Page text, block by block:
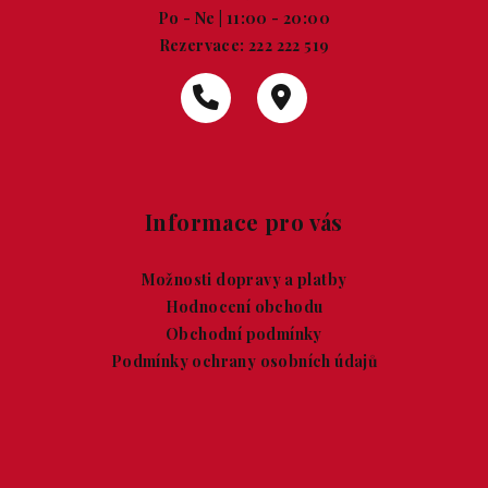
Po - Ne | 11:00 - 20:00
Rezervace: 222 222 519
Informace pro vás
Možnosti dopravy a platby
Hodnocení obchodu
Obchodní podmínky
Podmínky ochrany osobních údajů